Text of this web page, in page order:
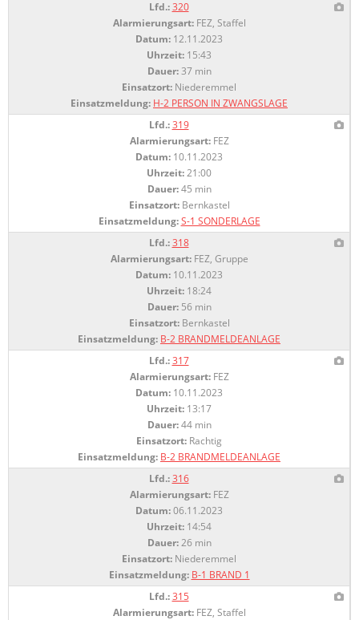
Lfd.: 320
Alarmierungsart:FEZ, Staffel
Datum: 12.11.2023
Uhrzeit: 15:43
Dauer:37 min
Einsatzort: Niederemmel
Einsatzmeldung: H-2 PERSON IN ZWANGSLAGE
Lfd.: 319
Alarmierungsart:FEZ
Datum: 10.11.2023
Uhrzeit:21:00
Dauer:45 min
Einsatzort:Bernkastel
Einsatzmeldung: S-1 SONDERLAGE
Lfd.: 318
Alarmierungsart:FEZ, Gruppe
Datum: 10.11.2023
Uhrzeit: 18:24
Dauer:56 min
Einsatzort:Bernkastel
Einsatzmeldung: B-2 BRANDMELDEANLAGE
Lfd.: 317
Alarmierungsart:FEZ
Datum: 10.11.2023
Uhrzeit: 13:17
Dauer:44 min
Einsatzort: Rachtig
Einsatzmeldung: B-2 BRANDMELDEANLAGE
Lfd.: 316
Alarmierungsart:FEZ
Datum:06.11.2023
Uhrzeit: 14:54
Dauer:26 min
Einsatzort: Niederemmel
Einsatzmeldung: B-1 BRAND 1
Lfd.: 315
Alarmierungsart:FEZ, Staffel